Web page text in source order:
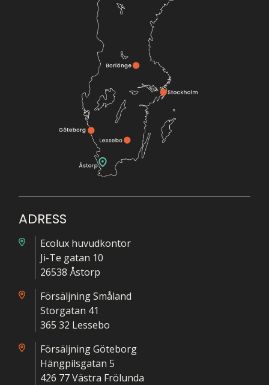
ADRESS
Ecolux huvudkontor
Ji-Te gatan 10
26538 Åstorp
Försäljning Småland
Storgatan 41
365 32 Lessebo
Försäljning Göteborg
Hängpilsgatan 5
426 77 Västra Frölunda